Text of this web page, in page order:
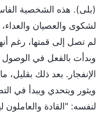
(بلى). هذه الشخصية
لشكوى والعصيان
لم تصل إلى قمتها، رغم
وبدأت بالفعل في
الإنفجار. بعد ذلك
ويثور ويتحدي ويبدأ في
لنفسه: "القادة